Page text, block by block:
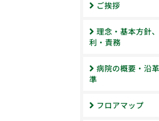
ご挨拶
理念・基本方針
利・責務
病院の概要・沿
準
フロアマップ